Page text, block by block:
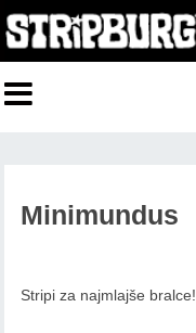
Minimundus
Stripi za najmlajše bralce!